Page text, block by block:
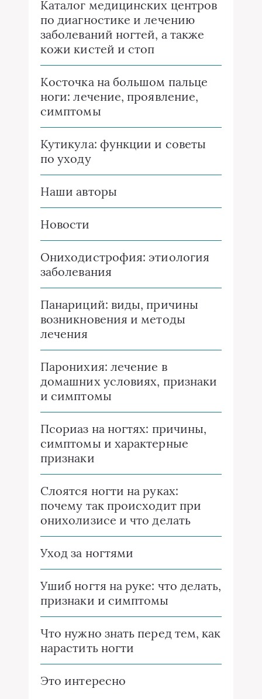
Каталог медицинских центров
по диагностике и лечению
заболеваний ногтей, а также
кожи кистей и стоп
Косточка на большом пальце
ноги: лечение, проявление,
симптомы
Кутикула: функции и советы
по уходу
Наши авторы
Новости
Ониходистрофия: этиология
заболевания
Панариций: виды, причины
возникновения и методы
лечения
Паронихия: лечение в
домашних условиях, признаки
и симптомы
Псориаз на ногтях: причины,
симптомы и характерные
признаки
Слоятся ногти на руках:
почему так происходит при
онихолизисе и что делать
Уход за ногтями
Ушиб ногтя на руке: что делать,
признаки и симптомы
Что нужно знать перед тем, как
нарастить ногти
Это интересно